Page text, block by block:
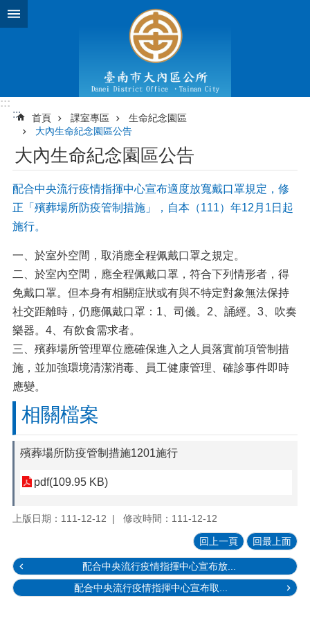
跳到主要內容區塊
:::
:::
首頁 課室專區
生命紀念園區
大內生命紀念園區公告
大內生命紀念園區公告
配合中央流行疫情指揮中心宣布適度放寬戴口罩規定，修
正「殯葬場所防疫管制措施」，自本（111）年12月1日起
施行。
一、於室外空間，取消應全程佩戴口罩之規定。
二、於室內空間，應全程佩戴口罩，符合下列情形者，得
免戴口罩。但本身有相關症狀或有與不特定對象無法保持
社交距離時，仍應佩戴口罩：1、司儀。2、誦經。3、吹奏
樂器。4、有飲食需求者。
三、殯葬場所管理單位應確保進入之人員落實前項管制措
施，並加強環境清潔消毒、員工健康管理、確診事件即時
應變。
相關檔案
殯葬場所防疫管制措施1201施行
pdf(109.95 KB)
上版日期：111-12-12 修改時間：111-12-12
回上一頁 回最上面
配合中央流行疫情指揮中心宣布放...
配合中央流行疫情指揮中心宣布取...